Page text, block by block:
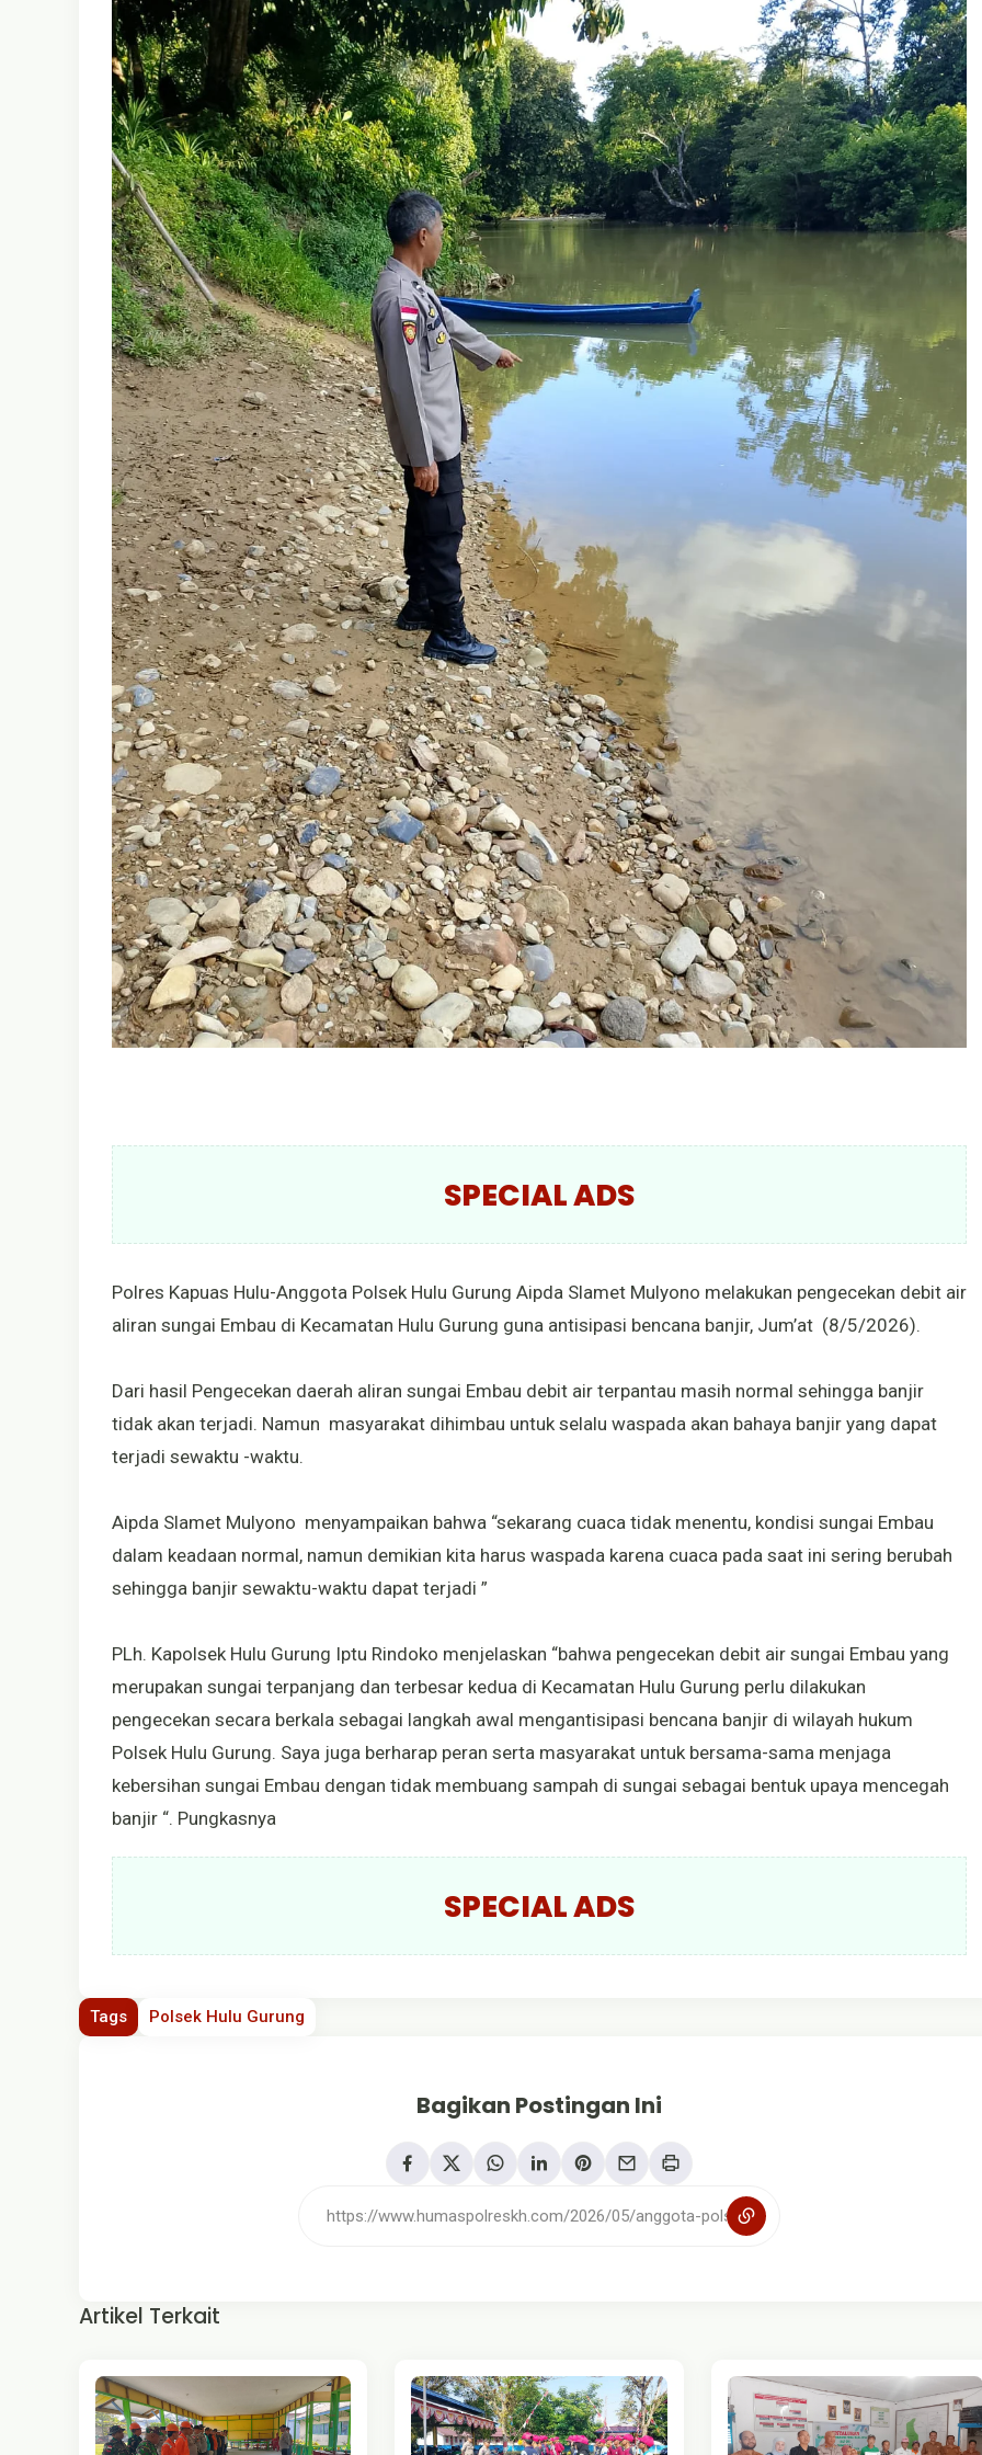
SPECIAL ADS
Polres Kapuas Hulu-Anggota Polsek Hulu Gurung Aipda Slamet Mulyono melakukan pengecekan debit air
aliran sungai Embau di Kecamatan Hulu Gurung guna antisipasi bencana banjir, Jum’at (8/5/2026).
Dari hasil Pengecekan daerah aliran sungai Embau debit air terpantau masih normal sehingga banjir
tidak akan terjadi. Namun masyarakat dihimbau untuk selalu waspada akan bahaya banjir yang dapat
terjadi sewaktu -waktu.
Aipda Slamet Mulyono menyampaikan bahwa “sekarang cuaca tidak menentu, kondisi sungai Embau
dalam keadaan normal, namun demikian kita harus waspada karena cuaca pada saat ini sering berubah
sehingga banjir sewaktu-waktu dapat terjadi ”
PLh. Kapolsek Hulu Gurung Iptu Rindoko menjelaskan “bahwa pengecekan debit air sungai Embau yang
merupakan sungai terpanjang dan terbesar kedua di Kecamatan Hulu Gurung perlu dilakukan
pengecekan secara berkala sebagai langkah awal mengantisipasi bencana banjir di wilayah hukum
Polsek Hulu Gurung. Saya juga berharap peran serta masyarakat untuk bersama-sama menjaga
kebersihan sungai Embau dengan tidak membuang sampah di sungai sebagai bentuk upaya mencegah
banjir “. Pungkasnya
SPECIAL ADS
Tags Polsek Hulu Gurung
Bagikan Postingan Ini
Artikel Terkait